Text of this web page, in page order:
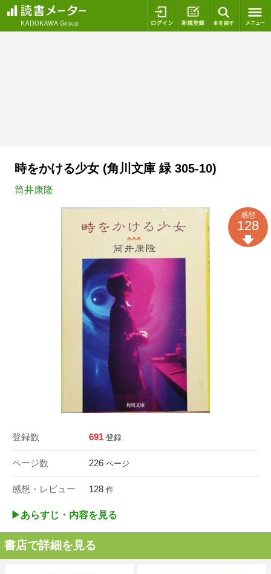
ログイン 新規登録
時をかける少女 (角川文庫 緑 305-10)
筒井康隆
登録数 691 登録
ページ数 226 ページ
感想・レビュー 128 件
感想
128
▶︎あらすじ・内容を見る
書店で詳細を見る